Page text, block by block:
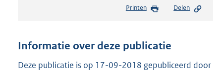
s
n
s
Printen Delen
Informatie over deze publicatie
Deze publicatie is op 17-09-2018 gepubliceerd door